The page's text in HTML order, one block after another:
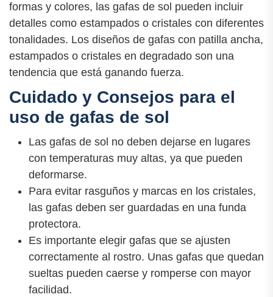
formas y colores, las gafas de sol pueden incluir
detalles como estampados o cristales con diferentes
tonalidades. Los diseños de gafas con patilla ancha,
estampados o cristales en degradado son una
tendencia que está ganando fuerza.
Cuidado y Consejos para el
uso de gafas de sol
Las gafas de sol no deben dejarse en lugares
con temperaturas muy altas, ya que pueden
deformarse.
Para evitar rasguños y marcas en los cristales,
las gafas deben ser guardadas en una funda
protectora.
Es importante elegir gafas que se ajusten
correctamente al rostro. Unas gafas que quedan
sueltas pueden caerse y romperse con mayor
facilidad.